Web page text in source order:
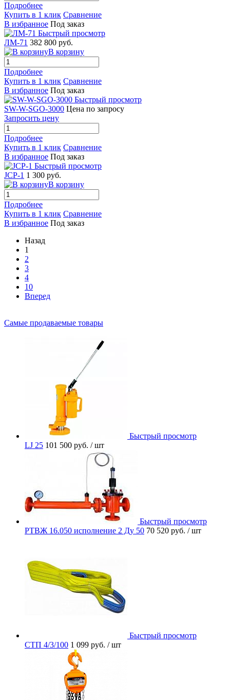
Подробнее
Купить в 1 клик Сравнение
В избранное Под заказ
Быстрый просмотр
ЛМ-71 382 800 руб.
В корзину
Подробнее
Купить в 1 клик Сравнение
В избранное Под заказ
Быстрый просмотр
SW-W-SGO-3000 Цена по запросу
Запросить цену
Подробнее
Купить в 1 клик Сравнение
В избранное Под заказ
Быстрый просмотр
JCP-1 1 300 руб.
В корзину
Подробнее
Купить в 1 клик Сравнение
В избранное Под заказ
Назад
1
2
3
4
10
Вперед
Самые продаваемые товары
Быстрый просмотр
LJ 25 101 500 руб. / шт
Быстрый просмотр
РТВЖ 16.050 исполнение 2 Ду 50 70 520 руб. / шт
Быстрый просмотр
СТП 4/3/100 1 099 руб. / шт